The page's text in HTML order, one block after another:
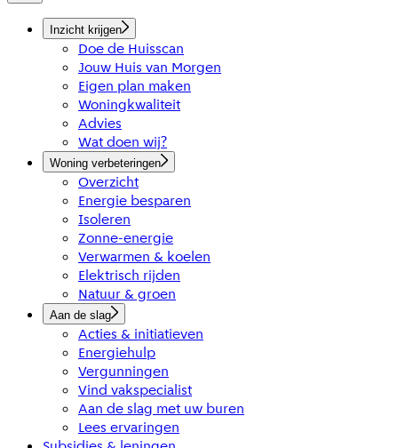
Inzicht krijgen
Doe de Huisscan
Jouw Huis van Morgen
Eigen plan maken
Woningkwaliteit
Advies
Wat doen wij?
Woning verbeteringen
Overzicht
Energie besparen
Isoleren
Zonne-energie
Verwarmen & koelen
Elektrisch rijden
Natuur & groen
Aan de slag
Acties & initiatieven
Energiehulp
Vergunningen
Vind vakspecialist
Aan de slag met uw buren
Lees ervaringen